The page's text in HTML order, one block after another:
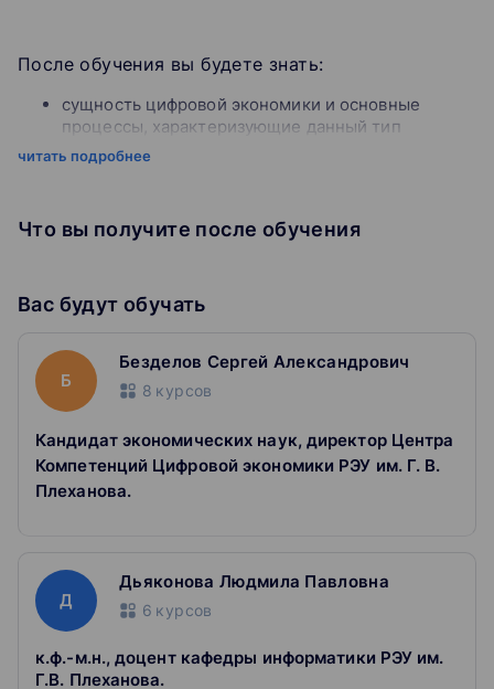
После обучения вы будете знать:
сущность цифровой экономики и основные
процессы, характеризующие данный тип
экономики;
современные тренды развития электронного
цикл технологий Индустрии 4.0 — интернета
виртуальной и дополненной реальности,
принципы управления бизнесом в цифровой
экономике;
экономические основы управления
инфраструктурой электронной коммерции;
основные виды конкурентных стратегий;
стратегии повышения конкурентоспособности
бизнеса в различных сферах цифровой
экономики;
основные виды бизнес-моделей в цифровой
экономике;
принципы управления цифровизацией бизнеса;
подходы к оценке цифровой зрелости компаний;
принципы формирования цифровой стратегии
компании и дорожной карты цифровой
читать подробнее
Что вы получите после обучения
Вас будут обучать
Б
Безделов Сергей Александрович
8 курсов
Кандидат экономических наук, директор Центра
Компетенций Цифровой экономики РЭУ им. Г. В.
Плеханова.
Д
Дьяконова Людмила Павловна
6 курсов
к.ф.-м.н., доцент кафедры информатики РЭУ им.
Г.В. Плеханова.